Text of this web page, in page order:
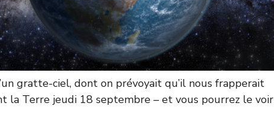
gratte-ciel, dont on prévoyait qu’il nous frapperait
la Terre jeudi 18 septembre – et vous pourrez le voir